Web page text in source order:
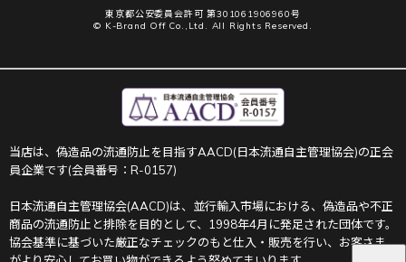
東京都公安委員会許可 第301061906960号
© K-Brand Off Co.,Ltd. All Rights Reserved.
当店は、偽造品の流通防止を目指すAACD(日本流通自主管理協会)の正会
員企業です(会員番号：R-0157)
日本流通自主管理協会(AACD)は、並行輸入市場における、偽造品や不正
商品の流通防止と排除を目的として、1998年4月に発足された団体です。
協会基準に基づいた厳正なチェックのもと仕入・販売を行い、お客さま